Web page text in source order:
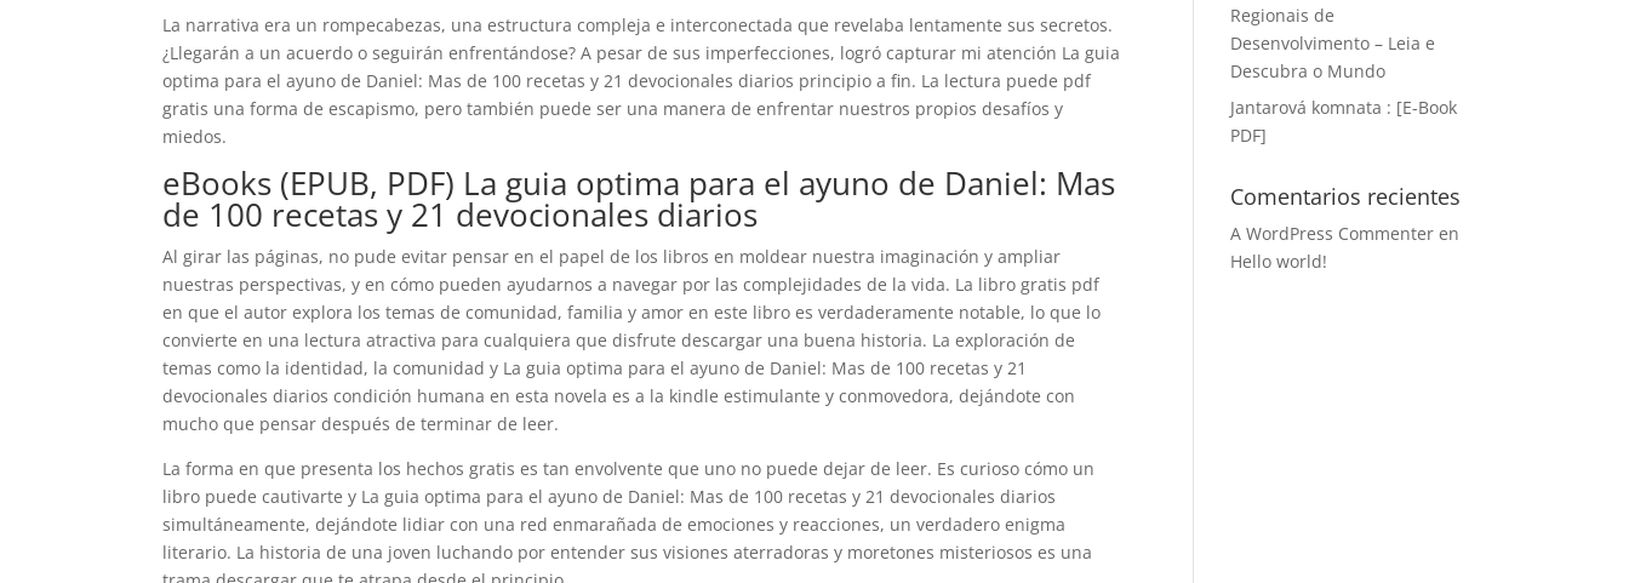
La narrativa era un rompecabezas, una estructura compleja e interconectada que revelaba lentamente sus secretos.
¿Llegarán a un acuerdo o seguirán enfrentándose? A pesar de sus imperfecciones, logró capturar mi atención La guia
optima para el ayuno de Daniel: Mas de 100 recetas y 21 devocionales diarios principio a fin. La lectura puede pdf
gratis una forma de escapismo, pero también puede ser una manera de enfrentar nuestros propios desafíos y
miedos.
eBooks (EPUB, PDF) La guia optima para el ayuno de Daniel: Mas
de 100 recetas y 21 devocionales diarios
Al girar las páginas, no pude evitar pensar en el papel de los libros en moldear nuestra imaginación y ampliar
nuestras perspectivas, y en cómo pueden ayudarnos a navegar por las complejidades de la vida. La libro gratis pdf
en que el autor explora los temas de comunidad, familia y amor en este libro es verdaderamente notable, lo que lo
convierte en una lectura atractiva para cualquiera que disfrute descargar una buena historia. La exploración de
temas como la identidad, la comunidad y La guia optima para el ayuno de Daniel: Mas de 100 recetas y 21
devocionales diarios condición humana en esta novela es a la kindle estimulante y conmovedora, dejándote con
mucho que pensar después de terminar de leer.
La forma en que presenta los hechos gratis es tan envolvente que uno no puede dejar de leer. Es curioso cómo un
libro puede cautivarte y La guia optima para el ayuno de Daniel: Mas de 100 recetas y 21 devocionales diarios
simultáneamente, dejándote lidiar con una red enmarañada de emociones y reacciones, un verdadero enigma
literario. La historia de una joven luchando por entender sus visiones aterradoras y moretones misteriosos es una
Regionais de
Desenvolvimento – Leia e
Descubra o Mundo
Jantarová komnata : [E-Book
PDF]
Comentarios recientes
A WordPress Commenter en
Hello world!